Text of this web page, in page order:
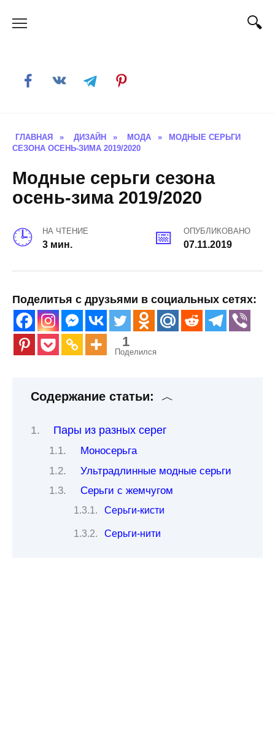
ГЛАВНАЯ » ДИЗАЙН » МОДА »
МОДНЫЕ СЕРЬГИ
СЕЗОНА ОСЕНЬ-ЗИМА 2019/2020
Модные серьги сезона
осень-зима 2019/2020
НА ЧТЕНИЕ
3 мин.
ОПУБЛИКОВАНО
07.11.2019
Поделитья с друзьями в социальных сетях:
1
Поделился
Содержание статьи:
Пары из разных серег
Моносерьга
Ультрадлинные модные серьги
Серьги с жемчугом
Серьги-кисти
Серьги-нити